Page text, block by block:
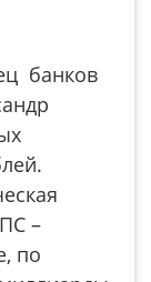
банков
–
по